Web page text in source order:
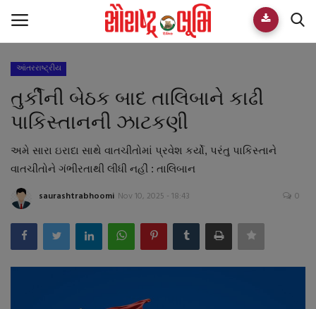
Home
E-paper
Videos
Team
આંતરરાષ્ટ્રીય
તુર્કીની બેઠક બાદ તાલિબાને કાઢી
પાકિસ્તાનની ઝાટકણી
અમે સારા ઇરાદા સાથે વાતચીતોમાં પ્રવેશ કર્યો, પરંતુ પાકિસ્તાને
વાતચીતોને ગંભીરતાથી લીધી નહીં : તાલિબાન
saurashtrabhoomi Nov 10, 2025 - 18:43 0